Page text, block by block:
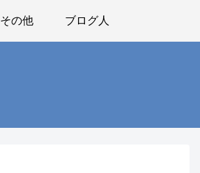
その他 ブログ人